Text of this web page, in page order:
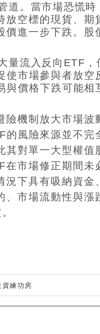
道。當市場恐慌時
放空標的現貨、
進一步下跌。
量流入反向 ETF
使市場參與者放空
價格下跌可能相
險機制放大市場
的風險來源並不完
對單一大型權
在市場修正期間未
下具有吸納資
市場流動性與
資練功房